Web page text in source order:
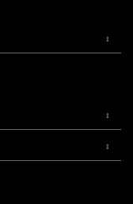
1
1
1